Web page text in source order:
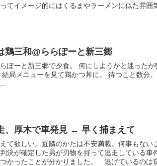
てイメージ的にはくるまやラーメンに似た雰囲
鶏三和@ららぽーと新三郷
ぽーと新三郷で夕食。 何にしようかと迷った
結局メニューを見て鶏かつ丼に。 待つこと数分
、厚木で車発見 ← 早く捕まえて
て欲しい。近隣のかたは不安満載。何事もな
決が確定した男が刃物を持って逃走している事
かったことが分かりました。 逃げているのは